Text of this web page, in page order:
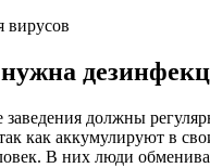
должны
как аккумулируют в
В них люди